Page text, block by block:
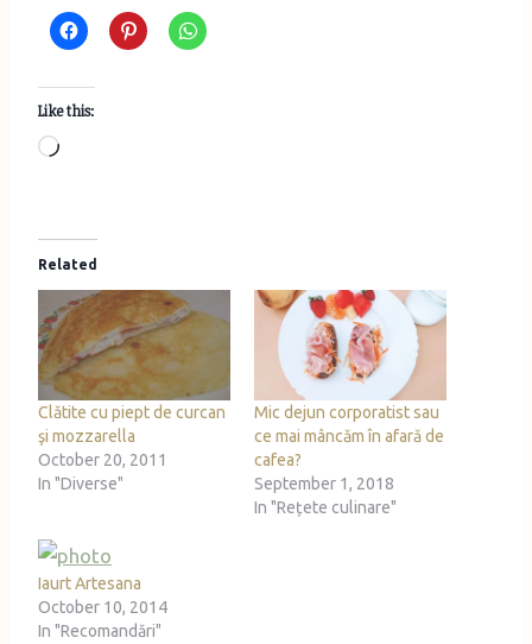
Like this:
L
d
i
n
…
Related
Clătite cu piept de curcan
şi mozzarella
October 20, 2011
In "Diverse"
Mic dejun corporatist sau
ce mai mâncăm în afară de
cafea?
September 1, 2018
In "Rețete culinare"
Iaurt Artesana
October 10, 2014
In "Recomandări"